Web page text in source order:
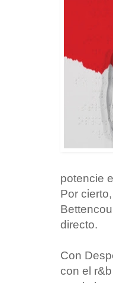
potencie
Por
directo.
Con
con el